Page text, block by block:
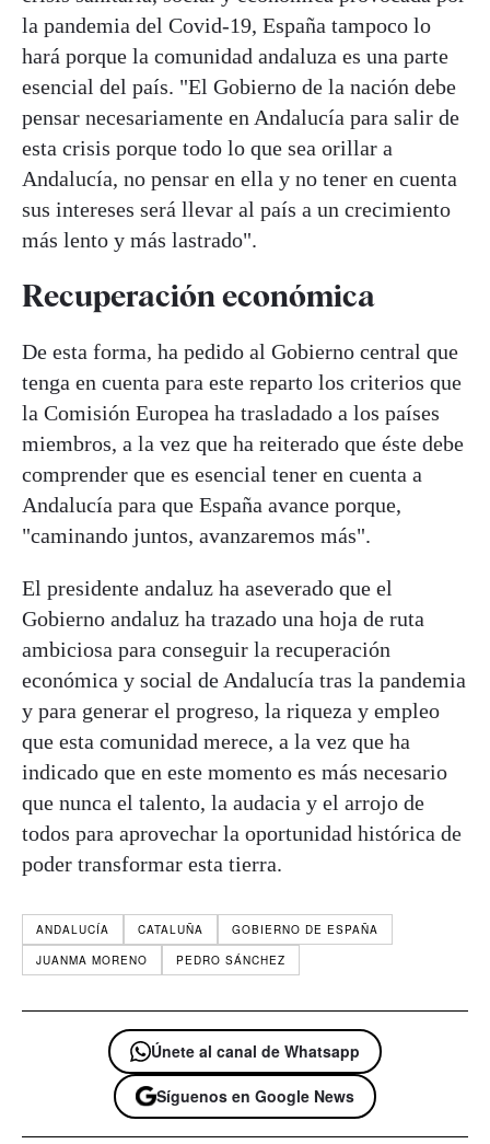
la pandemia del Covid-19, España tampoco lo
hará porque la comunidad andaluza es una parte
esencial del país. "El Gobierno de la nación debe
pensar necesariamente en Andalucía para salir de
esta crisis porque todo lo que sea orillar a
Andalucía, no pensar en ella y no tener en cuenta
sus intereses será llevar al país a un crecimiento
más lento y más lastrado".
Recuperación económica
De esta forma, ha pedido al Gobierno central que
tenga en cuenta para este reparto los criterios que
la Comisión Europea ha trasladado a los países
miembros, a la vez que ha reiterado que éste debe
comprender que es esencial tener en cuenta a
Andalucía para que España avance porque,
"caminando juntos, avanzaremos más".
El presidente andaluz ha aseverado que el
Gobierno andaluz ha trazado una hoja de ruta
ambiciosa para conseguir la recuperación
económica y social de Andalucía tras la pandemia
y para generar el progreso, la riqueza y empleo
que esta comunidad merece, a la vez que ha
indicado que en este momento es más necesario
que nunca el talento, la audacia y el arrojo de
todos para aprovechar la oportunidad histórica de
poder transformar esta tierra.
ANDALUCÍA CATALUÑA
GOBIERNO DE ESPAÑA
JUANMA MORENO
PEDRO SÁNCHEZ
Únete al canal de Whatsapp
Síguenos en Google News